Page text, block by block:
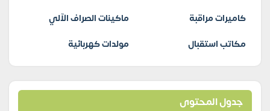
كاميرات مراقبة
ماكينات الصراف الآلي
مكاتب استقبال
مولدات كهربائية
جدول المحتوى